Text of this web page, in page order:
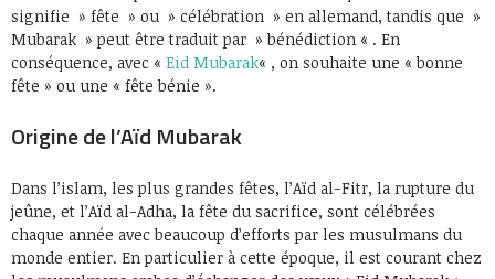
signifie » fête » ou » célébration » en allemand, tandis que »
Mubarak » peut être traduit par » bénédiction « . En
conséquence, avec « Eid Mubarak« , on souhaite une « bonne
fête » ou une « fête bénie ».
Origine de l’Aïd Mubarak
Dans l’islam, les plus grandes fêtes, l’Aïd al-Fitr, la rupture du
jeûne, et l’Aïd al-Adha, la fête du sacrifice, sont célébrées
chaque année avec beaucoup d’efforts par les musulmans du
monde entier. En particulier à cette époque, il est courant chez